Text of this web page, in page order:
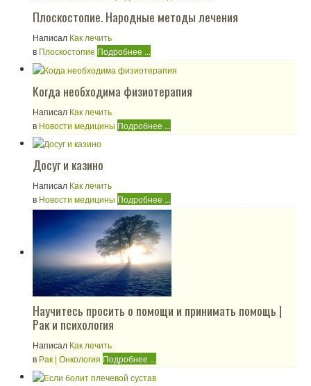
Плоскостопие. Народные методы лечения
Написал Как лечить
в Плоскостопие Подробнее ...
Когда необходима физиотерапия
Написал Как лечить
в Новости медицины Подробнее ...
Досуг и казино
Написал Как лечить
в Новости медицины Подробнее ...
Научитесь просить о помощи и принимать помощь |
Рак и психология
Написал Как лечить
в Рак | Онкология Подробнее ...